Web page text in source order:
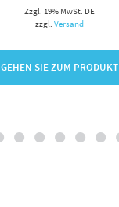
Zzgl. 19% MwSt. DE
zzgl.Versand
GEHEN SIE ZUM PRODUKT